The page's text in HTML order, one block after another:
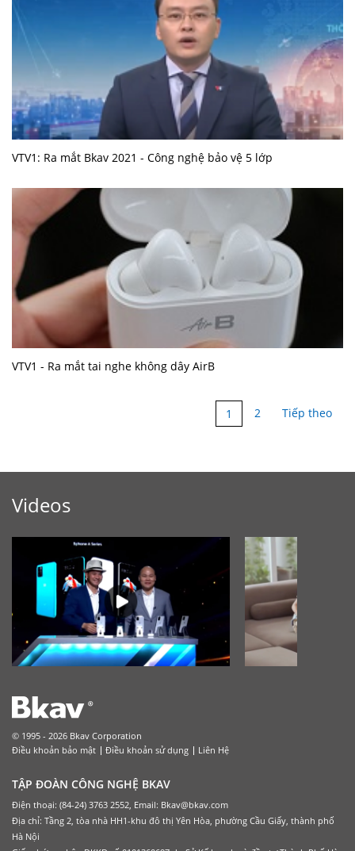
VTV1: Ra mắt Bkav 2021 - Công nghệ bảo vệ 5 lớp
VTV1 - Ra mắt tai nghe không dây AirB
1 2 Tiếp theo
Videos
© 1995 - 2026 Bkav Corporation
Điều khoản bảo mật
Điều khoản sử dụng Liên Hệ
TẬP ĐOÀN CÔNG NGHỆ BKAV
Điện thoại: (84-24) 3763 2552, Email: Bkav@bkav.com
Địa chỉ: Tầng 2, tòa nhà HH1-khu đô thị Yên Hòa, phường Cầu Giấy, thành phố
Hà Nội